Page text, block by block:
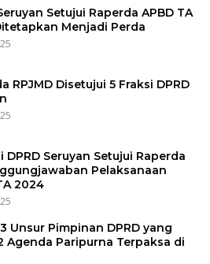
Setujui Raperda APBD TA
Menjadi Perda
RPJMD Disetujui 5 Fraksi DPRD
DPRD Seruyan Setujui Raperda
Pelaksanaan
2024
Unsur Pimpinan DPRD yang
Agenda Paripurna Terpaksa di